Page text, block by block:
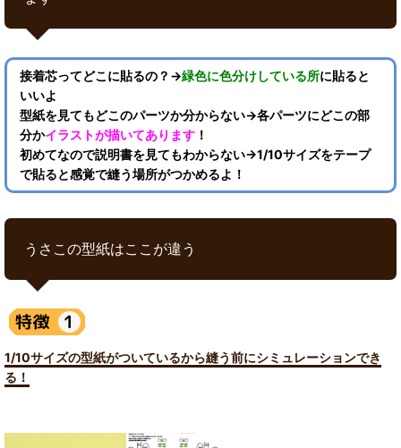
接着芯ってどこに貼るの？→緑色に色分けしている所に貼ると
いいよ
型紙を見てもどこのパーツか分からない→各パーツにどこの部
分かイラストが描いてあります ！
初めてなので説明書を見てもわからない→1/10サイズをテープ
で貼ると感覚で縫う場所がつかめるよ！
うさこの型紙はここが違う
1/10サイズの型紙がついているから縫う前にシミュレーションでき
る！